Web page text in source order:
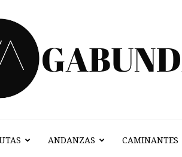
Vagabunda
ANDANZAS CAMINANTES